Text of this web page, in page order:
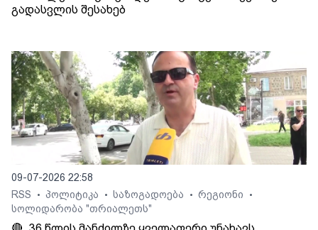
გადასვლის შესახებ
09-07-2026 22:58
RSS
• პოლიტიკა • საზოგადოება • რეგიონი •
სოლიდარობა "თრიალეთს"